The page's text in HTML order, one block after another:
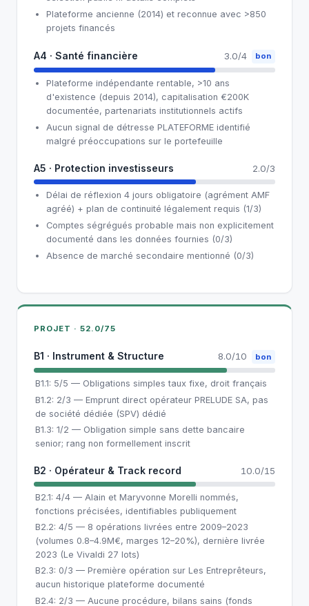
Plateforme ancienne (2014) et reconnue avec >850
projets financés
A4 · Santé financière 3.0/4 bon
Plateforme indépendante rentable, >10 ans
d'existence (depuis 2014), capitalisation €200K
documentée, partenariats institutionnels actifs
Aucun signal de détresse PLATEFORME identifié
malgré préoccupations sur le portefeuille
A5 · Protection investisseurs 2.0/3
Délai de réflexion 4 jours obligatoire (agrément AMF
agréé) + plan de continuité légalement requis (1/3)
Comptes ségrégués probable mais non explicitement
documenté dans les données fournies (0/3)
Absence de marché secondaire mentionné (0/3)
PROJET · 52.0/75
B1 · Instrument & Structure 8.0/10 bon
B1.1: 5/5 — Obligations simples taux fixe, droit français
B1.2: 2/3 — Emprunt direct opérateur PRELUDE SA, pas
de société dédiée (SPV) dédié
B1.3: 1/2 — Obligation simple sans dette bancaire
senior; rang non formellement inscrit
B2 · Opérateur & Track record 10.0/15
B2.1: 4/4 — Alain et Maryvonne Morelli nommés,
fonctions précisées, identifiables publiquement
B2.2: 4/5 — 8 opérations livrées entre 2009–2023
(volumes 0.8–4.9M€, marges 12–20%), dernière livrée
2023 (Le Vivaldi 27 lots)
B2.3: 0/3 — Première opération sur Les Entreprêteurs,
aucun historique plateforme documenté
B2.4: 2/3 — Aucune procédure, bilans sains (fonds